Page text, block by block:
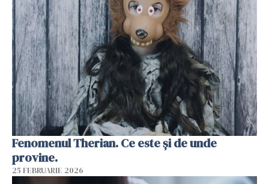
Fenomenul Therian. Ce este și de unde
provine.
25 FEBRUARIE 2026